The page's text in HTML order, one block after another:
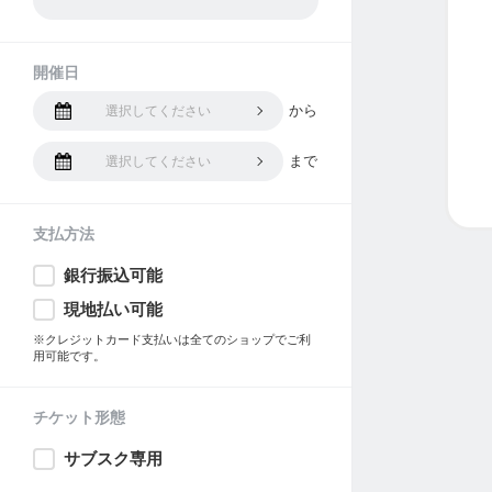
開催日
選択してください から
選択してください まで
支払方法
銀行振込可能
現地払い可能
※クレジットカード支払いは全てのショップでご利
用可能です。
チケット形態
サブスク専用